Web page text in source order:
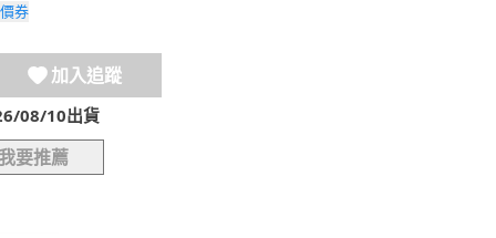
券
加入追蹤
08/10出貨
我要推薦